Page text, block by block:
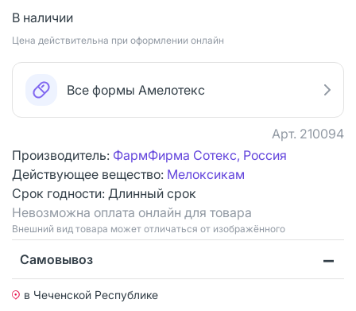
В наличии
Цена действительна при оформлении онлайн
Все формы Амелотекс
Арт. 210094
Производитель: ФармФирма Сотекс, Россия
Действующее вещество: Мелоксикам
Срок годности: Длинный срок
Невозможна оплата онлайн для товара
Bнешний вид товара может отличаться от изображённого
Самовывоз
в Чеченской Республике